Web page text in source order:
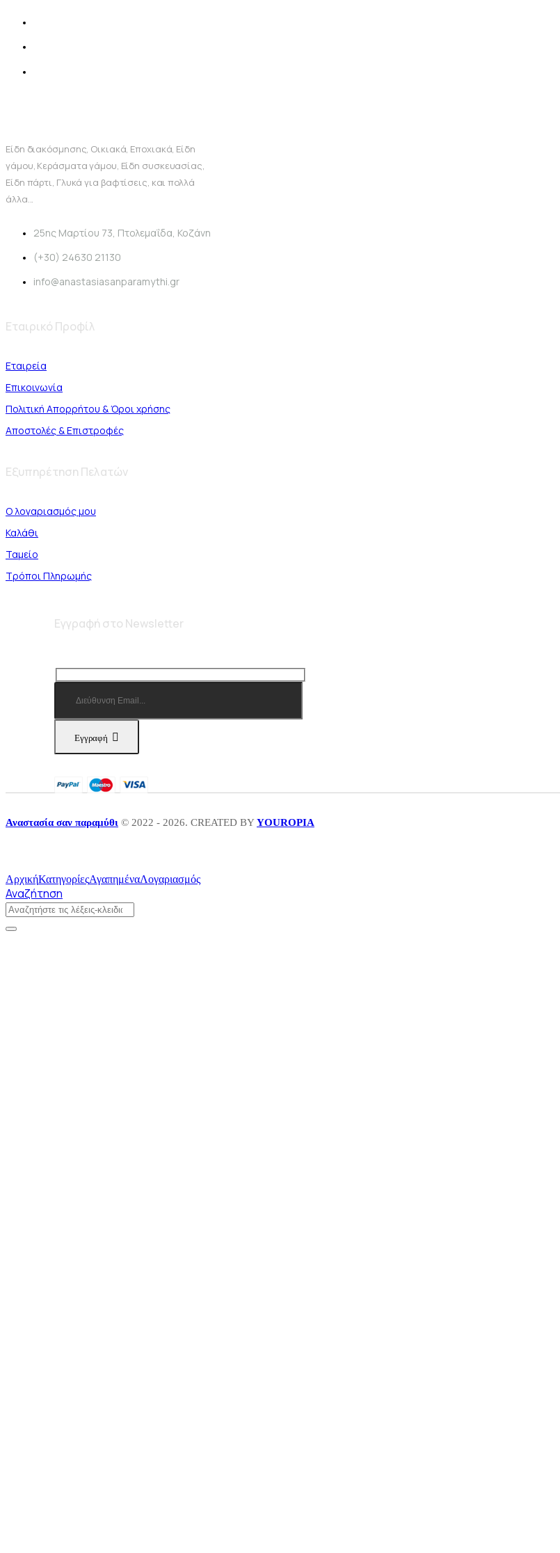
Είδη διακόσμησης, Οικιακά, Εποχιακά, Είδη
γάμου, Κεράσματα γάμου, Είδη συσκευασίας,
Είδη πάρτι, Γλυκά για βαφτίσεις, και πολλά
άλλα...
25ης Μαρτίου 73, Πτολεμαΐδα, Κοζάνη
(+30) 24630 21130
info@anastasiasanparamythi.gr
Εταιρικό Προφίλ
Εταιρεία
Επικοινωνία
Πολιτική Απορρήτου & Όροι χρήσης
Αποστολές & Επιστροφές
Εξυπηρέτηση Πελατών
Ο λογαριασμός μου
Καλάθι
Ταμείο
Τρόποι Πληρωμής
Εγγραφή στο Newsletter
Εγγραφή
Αναστασία σαν παραμύθι © 2022 - 2026. CREATED BYYOUROPIA
ΑρχικήΚατηγορίεςΑγαπημέναΛογαριασμός
Αναζήτηση